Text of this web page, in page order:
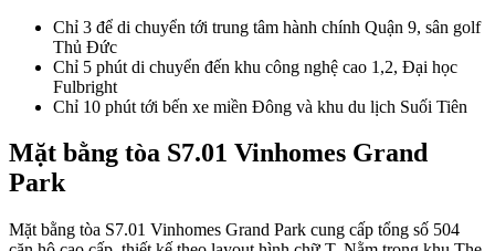
Chỉ 3 để di chuyển tới trung tâm hành chính Quận 9, sân golf
Thủ Đức
Chỉ 5 phút di chuyển đến khu công nghệ cao 1,2, Đại học
Fulbright
Chỉ 10 phút tới bến xe miền Đông và khu du lịch Suối Tiên
Mặt bằng tòa S7.01 Vinhomes Grand
Park
Mặt bằng tòa S7.01 Vinhomes Grand Park cung cấp tổng số 504